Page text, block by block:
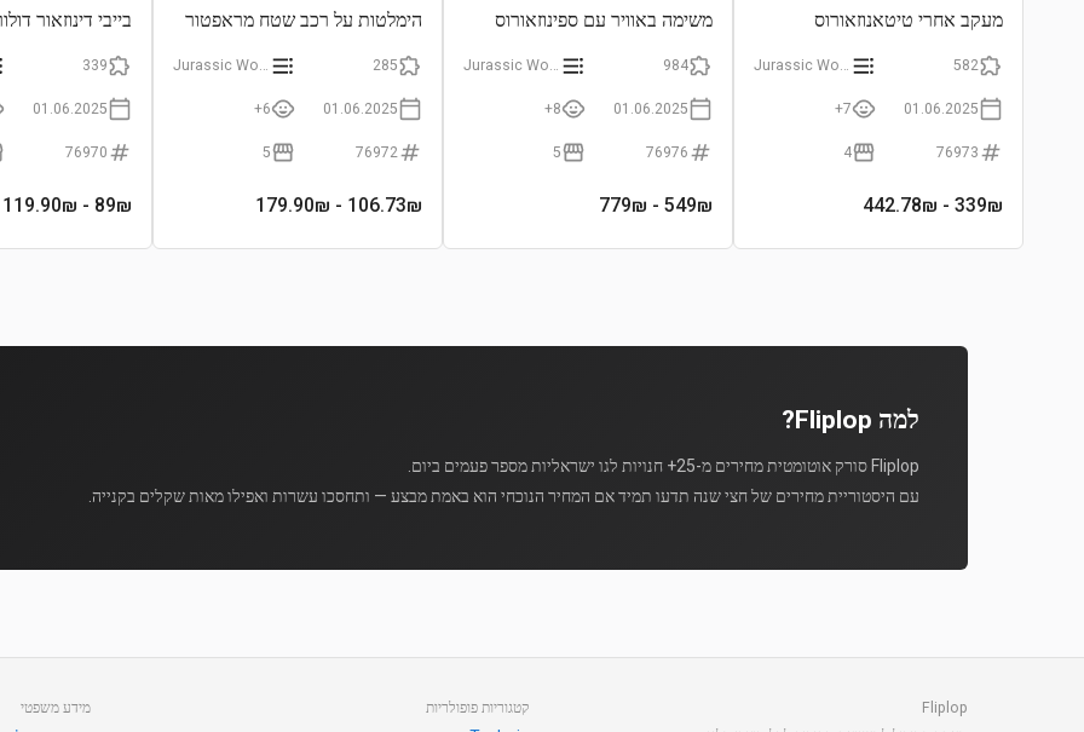
מעקב אחרי טיטאנוזאורוס
582
01.06.2025
7+
76973
4
339₪
- 442.78₪
משימה באוויר עם ספינוזאורוס
984
01.06.2025
8+
76976
5
549₪
- 779₪
הימלטות על רכב שטח מראפטור
285
01.06.2025
6+
76972
5
106.73₪
- 179.90₪
בייבי דינוזאור
339
01.06.2025
76970
89₪
- 119.90₪
למה Fliplop?
Fliplop סורק אוטומטית מחירים מ-25+ חנויות לגו ישראליות מספר פעמים ביום.
עם היסטוריית מחירים של חצי שנה תדעו תמיד אם המחיר הנוכחי הוא באמת מבצע — ותחסכו עשרות ואפילו מאות שקלים בקנייה.
Fliplop
קטגוריות פופולריות מידע משפטי